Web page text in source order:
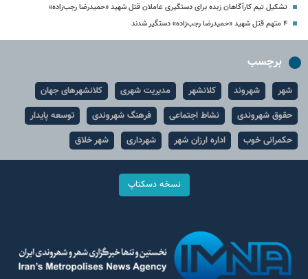
تشکیل تیم کارآگاهان زبده برای دستگیری عاملان قتل شهید «حمیدرضا رجب‌زاده»
۴ متهم قتل شهید «حمیدرضا رجب‌زاده» دستگیر شدند
برچسب
شهر شهروند کلانشهر مدیریت شهری
کلانشهرهای جهان
حقوق شهروندی
نشاط اجتماعی فرهنگ شهروندی
توسعه پایدار
حکمرانی خوب
اداره ارزان شهر شهرداری شهر خلاق
نسخه دسکتاپ